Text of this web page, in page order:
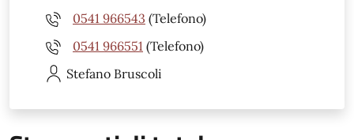
0541 966543 (Telefono)
0541 966551 (Telefono)
Stefano Bruscoli